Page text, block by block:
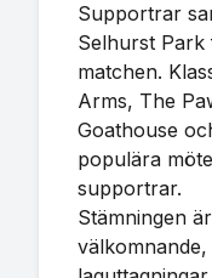
Supportrar
Selhurst
matchen.
Arms, The
Goathouse
populära
supportrar.
Stämningen